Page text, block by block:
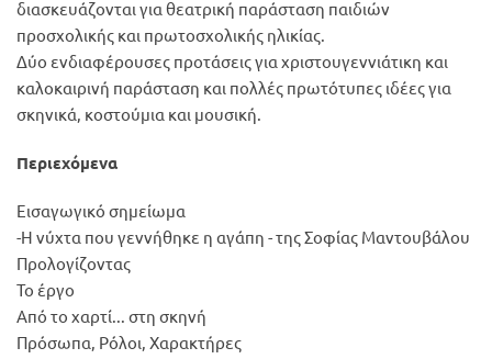
διασκευάζονται για θεατρική παράσταση παιδιών
προσχολικής και πρωτοσχολικής ηλικίας.
Δύο ενδιαφέρουσες προτάσεις για χριστουγεννιάτικη και
καλοκαιρινή παράσταση και πολλές πρωτότυπες ιδέες για
σκηνικά, κοστούμια και μουσική.
Περιεχόμενα
Εισαγωγικό σημείωμα
-Η νύχτα που γεννήθηκε η αγάπη - της Σοφίας Μαντουβάλου
Προλογίζοντας
Το έργο
Από το χαρτί... στη σκηνή
Πρόσωπα, Ρόλοι, Χαρακτήρες